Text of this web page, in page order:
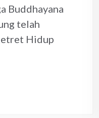
Buddhayana
telah
Hidup